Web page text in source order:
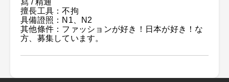
寫 / 精通
擅長工具：不拘
具備證照：N1、N2
其他條件：ファッションが好き！日本が好き！な
方、募集しています。